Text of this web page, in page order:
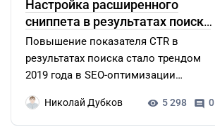
Настройка расширенного
сниппета в результатах поиска
Яндекс
Повышение показателя CTR в
результатах поиска стало трендом
2019 года в SEO-оптимизации
останется актуальным еще...
Николай Дубков 5 298 0